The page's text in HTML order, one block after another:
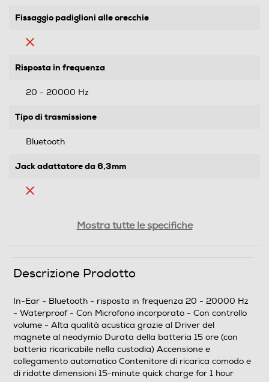
Fissaggio padiglioni alle orecchie
Risposta in frequenza
20 - 20000 Hz
Tipo di trasmissione
Bluetooth
Jack adattatore da 6,3mm
Cuffie sportive
Waterproof
Mostra tutte le specifiche
Descrizione Prodotto
In-Ear - Bluetooth - risposta in frequenza 20 - 20000 Hz
- Waterproof - Con Microfono incorporato - Con controllo
volume - Alta qualità acustica grazie al Driver del
magnete al neodymio Durata della batteria 15 ore (con
batteria ricaricabile nella custodia) Accensione e
collegamento automatico Contenitore di ricarica comodo e
di ridotte dimensioni 15-minute quick charge for 1 hour